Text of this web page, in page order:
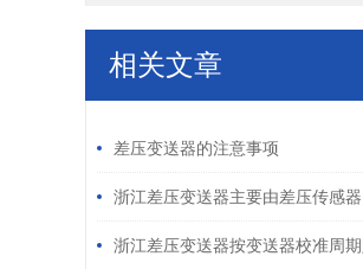
相关文章
差压变送器的注意事项
浙江差压变送器主要由差压传感
号处理电路和输出电路组成
浙江差压变送器按变送器校准周